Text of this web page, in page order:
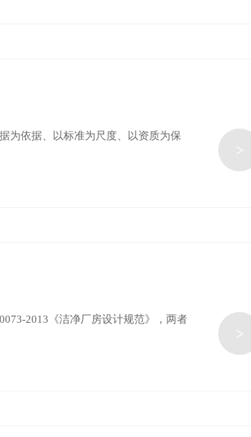
为依据、以标准为尺度、以资质为保
>
2013《洁净厂房设计规范》‌，两者
>